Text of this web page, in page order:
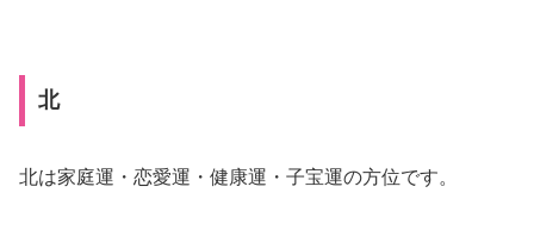
北
北は家庭運・恋愛運・健康運・子宝運の方位です。